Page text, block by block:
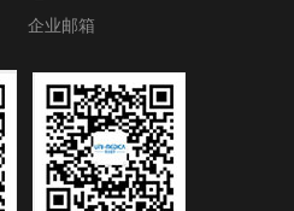
企业邮箱